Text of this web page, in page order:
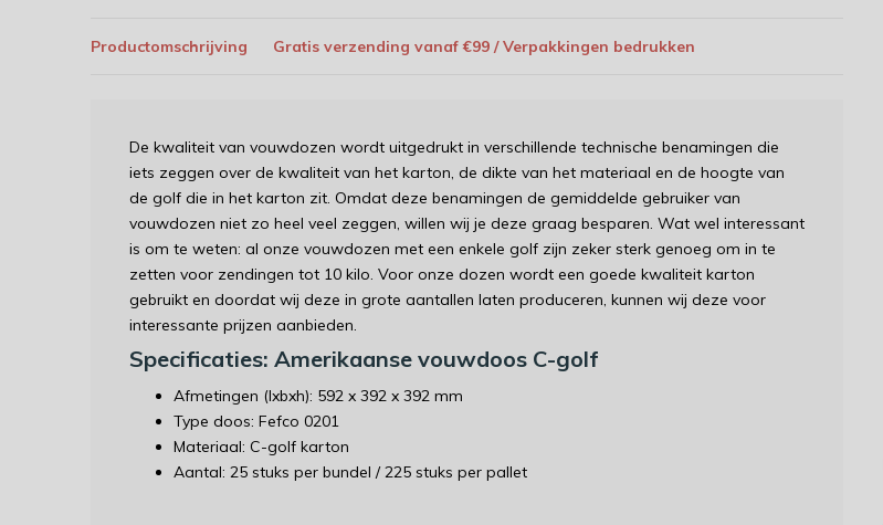
Productomschrijving Gratis verzending vanaf €99 / Verpakkingen bedrukken
De kwaliteit van vouwdozen wordt uitgedrukt in verschillende technische benamingen die
iets zeggen over de kwaliteit van het karton, de dikte van het materiaal en de hoogte van
de golf die in het karton zit. Omdat deze benamingen de gemiddelde gebruiker van
vouwdozen niet zo heel veel zeggen, willen wij je deze graag besparen. Wat wel interessant
is om te weten: al onze vouwdozen met een enkele golf zijn zeker sterk genoeg om in te
zetten voor zendingen tot 10 kilo. Voor onze dozen wordt een goede kwaliteit karton
gebruikt en doordat wij deze in grote aantallen laten produceren, kunnen wij deze voor
interessante prijzen aanbieden.
Specificaties: Amerikaanse vouwdoos C-golf
Afmetingen (lxbxh): 592 x 392 x 392 mm
Type doos: Fefco 0201
Materiaal: C-golf karton
Aantal: 25 stuks per bundel / 225 stuks per pallet